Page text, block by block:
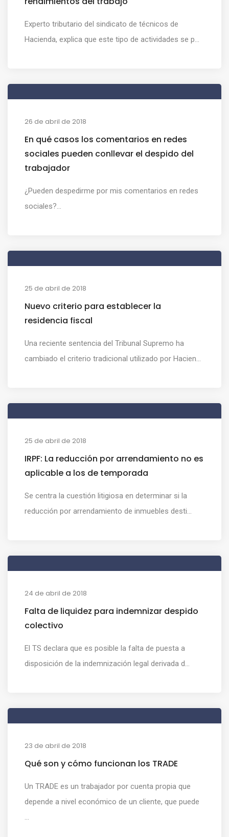
Experto tributario del sindicato de técnicos de
Hacienda, explica que este tipo de actividades se p...
26 de abril de 2018
En qué casos los comentarios en redes
sociales pueden conllevar el despido del
trabajador
¿Pueden despedirme por mis comentarios en redes
sociales?...
25 de abril de 2018
Nuevo criterio para establecer la
residencia fiscal
Una reciente sentencia del Tribunal Supremo ha
cambiado el criterio tradicional utilizado por Hacien...
25 de abril de 2018
IRPF: La reducción por arrendamiento no es
aplicable a los de temporada
Se centra la cuestión litigiosa en determinar si la
reducción por arrendamiento de inmuebles desti...
24 de abril de 2018
Falta de liquidez para indemnizar despido
colectivo
El TS declara que es posible la falta de puesta a
disposición de la indemnización legal derivada d...
23 de abril de 2018
Qué son y cómo funcionan los TRADE
Un TRADE es un trabajador por cuenta propia que
depende a nivel económico de un cliente, que puede
...